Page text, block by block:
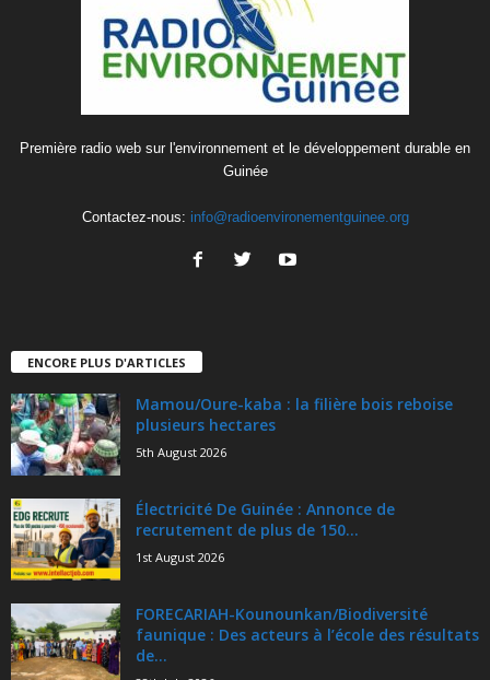
Première radio web sur l'environnement et le développement durable en
Guinée
Contactez-nous: info@radioenvironementguinee.org
ENCORE PLUS D'ARTICLES
Mamou/Oure-kaba : la filière bois reboise
plusieurs hectares
5th August 2026
Électricité De Guinée : Annonce de
recrutement de plus de 150...
1st August 2026
FORECARIAH-Kounounkan/Biodiversité
faunique : Des acteurs à l’école des résultats
de...